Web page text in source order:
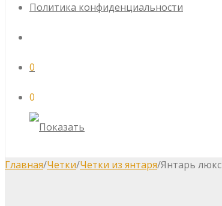
Политика конфиденциальности
0
0
Главная/Четки/Четки из янтаря/Янтарь люкс